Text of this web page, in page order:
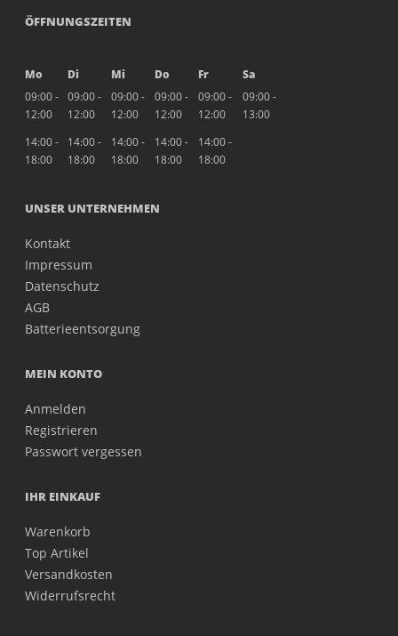
ÖFFNUNGSZEITEN
Mo Di Mi Do Fr
Sa
09:00 -
12:00
09:00 -
12:00
09:00 -
12:00
09:00 -
12:00
09:00 -
12:00
09:00 -
13:00
14:00 -
18:00
14:00 -
18:00
14:00 -
18:00
14:00 -
18:00
14:00 -
18:00
UNSER UNTERNEHMEN
Kontakt
Impressum
Datenschutz
AGB
Batterieentsorgung
MEIN KONTO
Anmelden
Registrieren
Passwort vergessen
IHR EINKAUF
Warenkorb
Top Artikel
Versandkosten
Widerrufsrecht